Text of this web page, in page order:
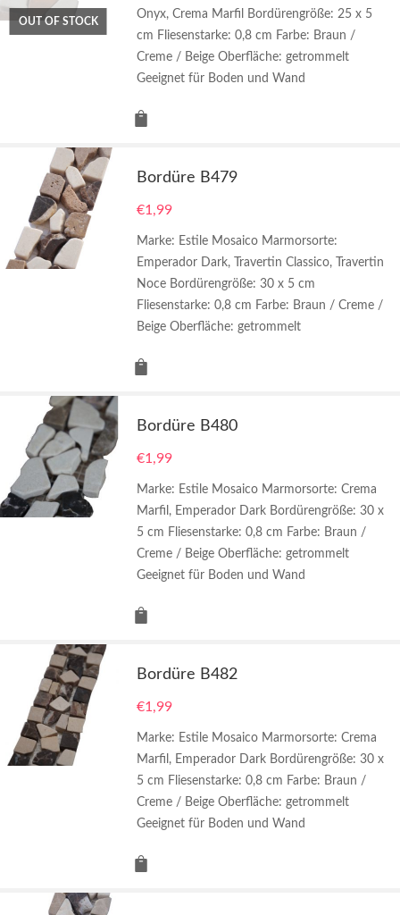
OUT OF STOCK
Onyx, Crema Marfil Bordürengröße: 25 x 5
cm Fliesenstarke: 0,8 cm Farbe: Braun /
Creme / Beige Oberfläche: getrommelt
Geeignet für Boden und Wand
Bordüre B479
€1,99
Marke: Estile Mosaico Marmorsorte:
Emperador Dark, Travertin Classico, Travertin
Noce Bordürengröße: 30 x 5 cm
Fliesenstarke: 0,8 cm Farbe: Braun / Creme /
Beige Oberfläche: getrommelt
Bordüre B480
€1,99
Marke: Estile Mosaico Marmorsorte: Crema
Marfil, Emperador Dark Bordürengröße: 30 x
5 cm Fliesenstarke: 0,8 cm Farbe: Braun /
Creme / Beige Oberfläche: getrommelt
Geeignet für Boden und Wand
Bordüre B482
€1,99
Marke: Estile Mosaico Marmorsorte: Crema
Marfil, Emperador Dark Bordürengröße: 30 x
5 cm Fliesenstarke: 0,8 cm Farbe: Braun /
Creme / Beige Oberfläche: getrommelt
Geeignet für Boden und Wand